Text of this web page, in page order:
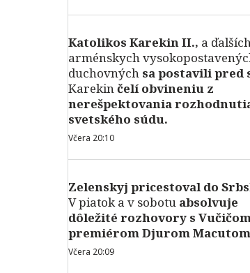
Katolikos Karekin II., a
arménskych
duchovných sa postavili pred
Karekinčelí obvineniu z
nerešpektovania
svetského súdu.
Včera 20:10
Zelenskyj pricestoval do
V piatok a v sobotu absolvuje
dôležité rozhovory s
premiérom Djurom
Včera 20:09